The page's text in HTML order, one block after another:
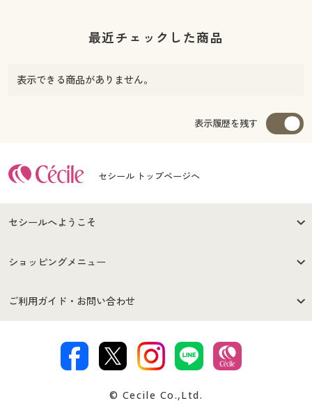
最近チェックした商品
表示できる商品がありません。
表示履歴を残す
セシール トップページへ
セシールへようこそ
はじめての方へ
セシールご利用規約
著作権・商標について 会社案内
ショッピングメニュー
商品カテゴリ
ご利用ガイド・お問い合わせ
交換・返品は お支払は
© Cecile Co.,Ltd.